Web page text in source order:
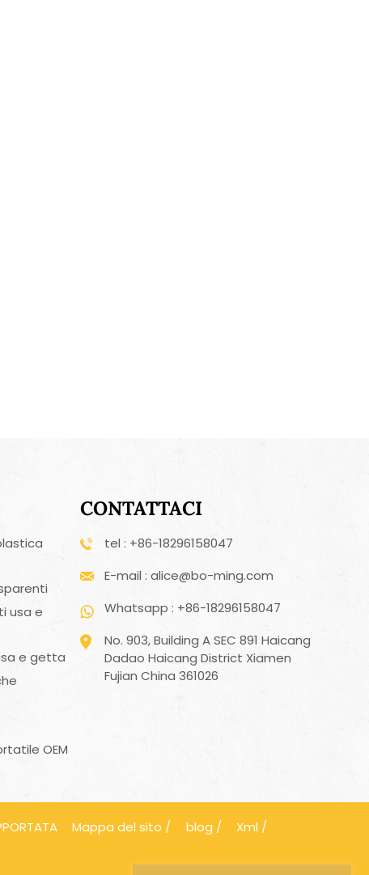
usa e
e getta
OEM
CONTATTACI
tel : +86-18296158047
E-mail : alice@bo-ming.com
Whatsapp : +86-18296158047
No. 903, Building A SEC 891 Haicang
Dadao Haicang District Xiamen
Fujian China 361026
Mappa del sito / blog / Xml /